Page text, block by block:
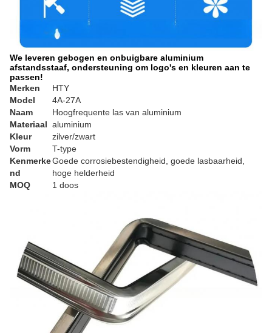
We leveren gebogen en onbuigbare aluminium
afstandsstaaf, ondersteuning om logo's en kleuren aan te
passen!
Merken
HTY
Model
4A-27A
Naam
Hoogfrequente las van aluminium
Materiaal aluminium
Kleur
zilver/zwart
Vorm
T-type
Kenmerke
nd
Goede corrosiebestendigheid, goede lasbaarheid,
hoge helderheid
MOQ
1 doos